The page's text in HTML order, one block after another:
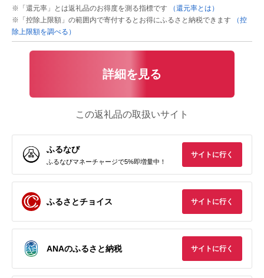
※「還元率」とは返礼品のお得度を測る指標です
（還元率とは）
※「控除上限額」の範囲内で寄付するとお得にふるさと納税できます
（控
除上限額を調べる）
詳細を見る
この返礼品の取扱いサイト
ふるなび
ふるなびマネーチャージで5%即増量中！
サイトに行く
ふるさとチョイス サイトに行く
ANAのふるさと納税 サイトに行く